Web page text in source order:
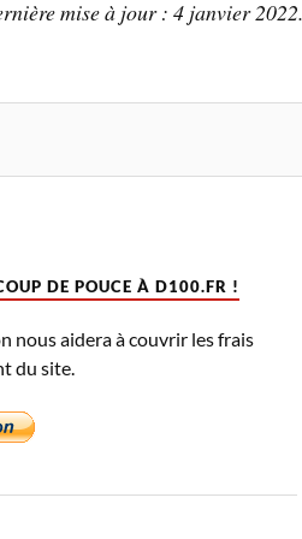
mise à jour : 4 janvier
DE POUCE À D100.FR !
nous aidera à couvrir les frais
du site.